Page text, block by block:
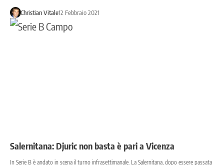
Christian Vitale12 Febbraio 2021
Salernitana: Djuric non basta è pari a Vicenza
In Serie B è andato in scena il turno infrasettimanale. La Salernitana, dopo essere passata